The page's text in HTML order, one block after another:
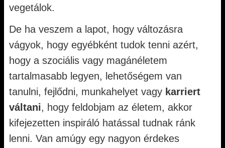
vegetálok.
De ha veszem a lapot, hogy változásra
vágyok, hogy egyébként tudok tenni azért,
hogy a szociális vagy magánéletem
tartalmasabb legyen, lehetőségem van
tanulni, fejlődni, munkahelyet vagy karriert
váltani, hogy feldobjam az életem, akkor
kifejezetten inspiráló hatással tudnak ránk
lenni. Van amúgy egy nagyon érdekes